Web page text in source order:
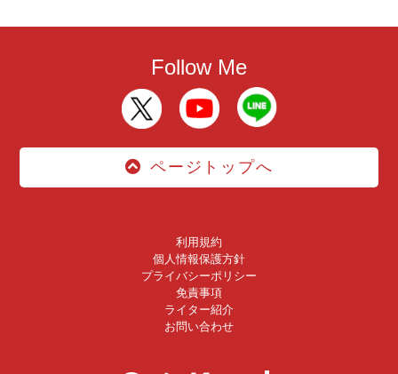
Follow Me
ページトップへ
利用規約
個人情報保護方針
プライバシーポリシー
免責事項
ライター紹介
お問い合わせ